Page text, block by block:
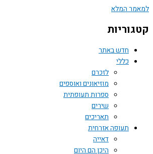
למאמר המלא
קטגוריות
חדש באתר
כללי
לזכרם
מוזיאונים ואוספים
ספרות תעופתית
שירים
תאריכים
תעופה אזרחית
דאייה
היכן הם היום